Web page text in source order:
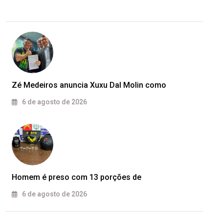
Zé Medeiros anuncia Xuxu Dal Molin como
6 de agosto de 2026
Homem é preso com 13 porções de
6 de agosto de 2026